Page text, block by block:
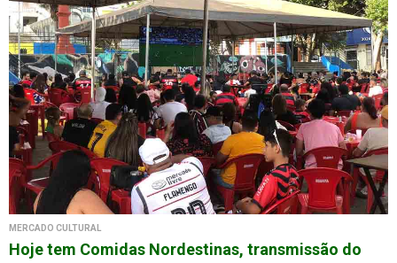
MERCADO CULTURAL
Hoje tem Comidas Nordestinas, transmissão do